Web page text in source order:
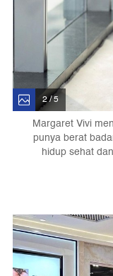
2 / 5
Margaret Vivi
punya berat
hidup sehat